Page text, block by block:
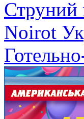
Струний
Noirot